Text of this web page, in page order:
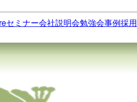
セミナー会社説明会勉強会事例採用